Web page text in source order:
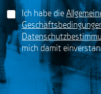
*
a
m
e
lG
D
R
A
e
Ich habe die
mich damit